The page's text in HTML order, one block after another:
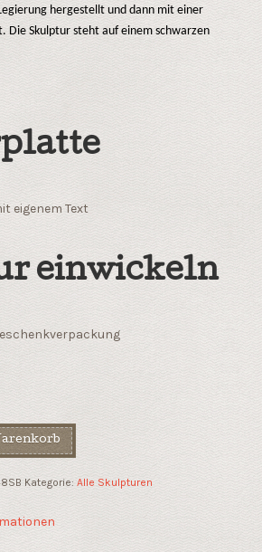
hergestellt und dann mit einer
Die Skulptur steht auf einem schwarzen
eigenem Text
einwickeln
Kategorie: Alle Skulpturen